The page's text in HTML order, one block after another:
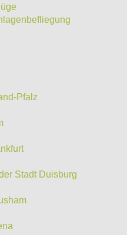
Pfalz
Stadt Duisburg